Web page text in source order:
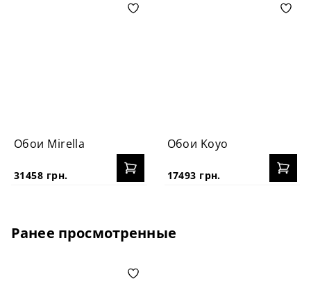
Обои Mirella
31458 грн.
Обои Koyo
17493 грн.
Ранее просмотренные